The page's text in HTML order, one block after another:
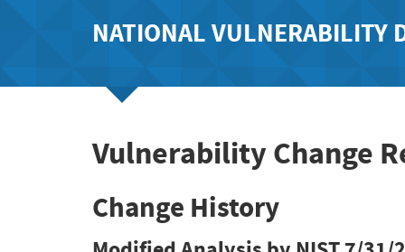
NATIONAL VULNERABILITY
Vulnerability Change
Change History